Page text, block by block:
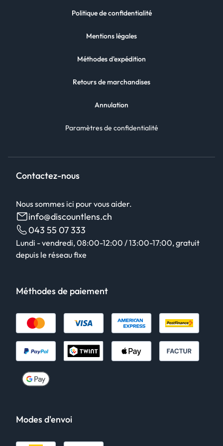
Politique de confidentialité
Mentions légales
Méthodes d'expédition
Retours de marchandises
Annulation
Paramètres de confidentialité
Contactez-nous
Nous sommes ici pour vous aider.
info@discountlens.ch
043 55 07 333
Lundi - vendredi, 08:00-12:00 / 13:00-17:00, gratuit
depuis le réseau fixe
Méthodes de paiement
Modes d'envoi